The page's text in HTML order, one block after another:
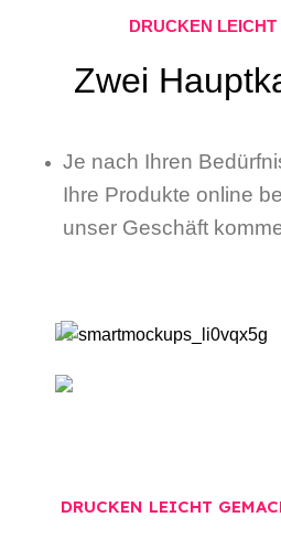
DRUCKEN
Zwei
Je nach Ihren
Ihre Produkte online
unser Geschäft
Online
DRUCKEN LEICHT